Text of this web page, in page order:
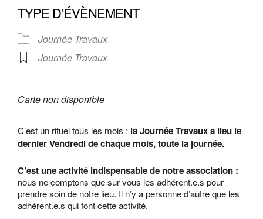
TYPE D’ÉVÈNEMENT
Journée Travaux
Journée Travaux
Carte non disponible
C’est un rituel tous les mois : la Journée Travaux a lieu le
dernier Vendredi de chaque mois, toute la journée.
C’est une activité indispensable de notre association :
nous ne comptons que sur vous les adhérent.e.s pour
prendre soin de notre lieu. Il n’y a personne d’autre que les
adhérent.e.s qui font cette activité.